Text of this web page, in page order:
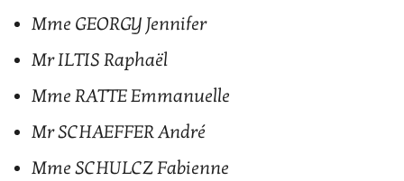
Mme GEORGY Jennifer
Mr ILTIS Raphaël
Mme RATTE Emmanuelle
Mr SCHAEFFER André
Mme SCHULCZ Fabienne